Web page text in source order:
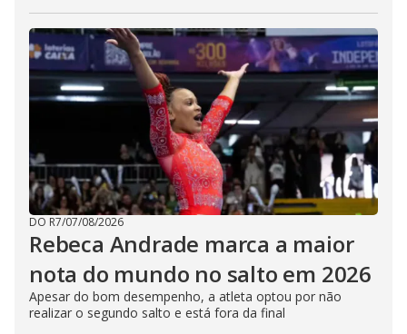
DO R7/07/08/2026
Rebeca Andrade marca a maior
nota do mundo no salto em 2026
Apesar do bom desempenho, a atleta optou por não
realizar o segundo salto e está fora da final